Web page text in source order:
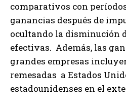
comparativos con
ganancias después de
ocultando la disminución
efectivas. Además, las
grandes empresas
remesadas a Estados
estadounidenses en el